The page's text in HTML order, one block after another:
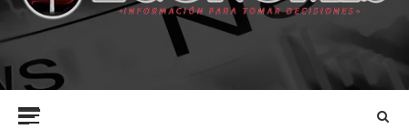
ECONOMIS
INFORMACIÓN PARA TOMAR DECISIONES